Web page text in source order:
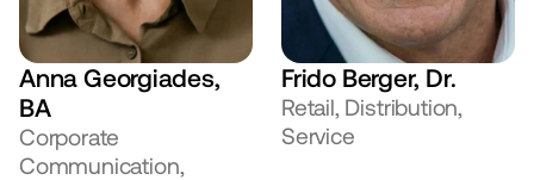
Anna Georgiades,
BA
Corporate
Communication,
Frido Berger, Dr.
Retail, Distribution,
Service